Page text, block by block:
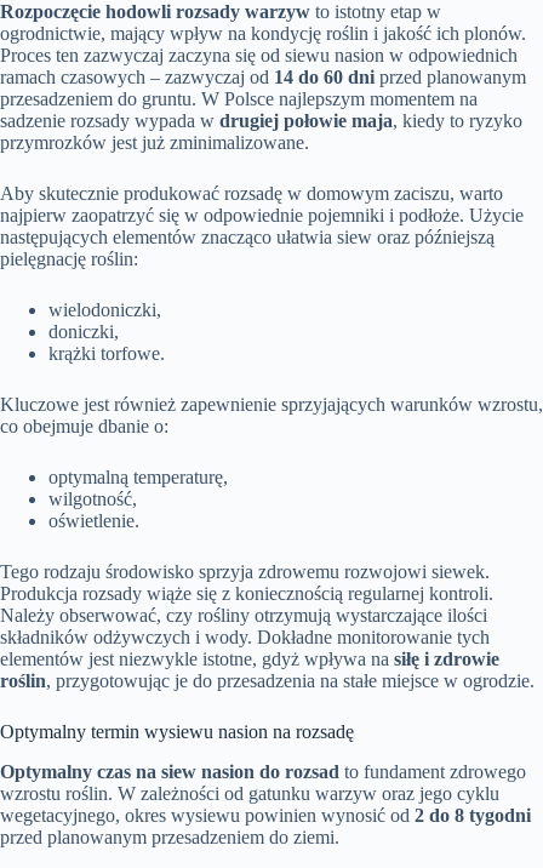
Rozpoczęcie hodowli rozsady warzyw to istotny etap w
ogrodnictwie, mający wpływ na kondycję roślin i jakość ich plonów.
Proces ten zazwyczaj zaczyna się od siewu nasion w odpowiednich
ramach czasowych – zazwyczaj od 14 do 60 dni przed planowanym
przesadzeniem do gruntu. W Polsce najlepszym momentem na
sadzenie rozsady wypada w drugiej połowie maja, kiedy to ryzyko
przymrozków jest już zminimalizowane.
Aby skutecznie produkować rozsadę w domowym zaciszu, warto
najpierw zaopatrzyć się w odpowiednie pojemniki i podłoże. Użycie
następujących elementów znacząco ułatwia siew oraz późniejszą
pielęgnację roślin:
wielodoniczki,
doniczki,
krążki torfowe.
Kluczowe jest również zapewnienie sprzyjających warunków wzrostu,
co obejmuje dbanie o:
optymalną temperaturę,
wilgotność,
oświetlenie.
Tego rodzaju środowisko sprzyja zdrowemu rozwojowi siewek.
Produkcja rozsady wiąże się z koniecznością regularnej kontroli.
Należy obserwować, czy rośliny otrzymują wystarczające ilości
składników odżywczych i wody. Dokładne monitorowanie tych
elementów jest niezwykle istotne, gdyż wpływa na siłę i zdrowie
roślin, przygotowując je do przesadzenia na stałe miejsce w ogrodzie.
Optymalny termin wysiewu nasion na rozsadę
Optymalny czas na siew nasion do rozsad to fundament zdrowego
wzrostu roślin. W zależności od gatunku warzyw oraz jego cyklu
wegetacyjnego, okres wysiewu powinien wynosić od 2 do 8 tygodni
przed planowanym przesadzeniem do ziemi.